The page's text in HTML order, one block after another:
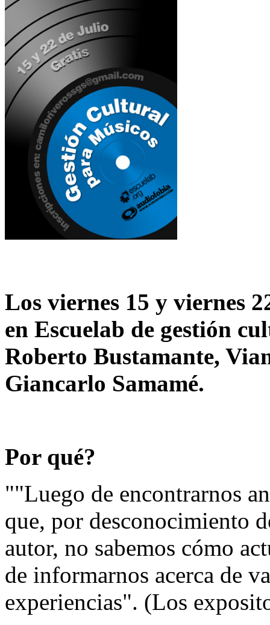
Los viernes 15 y viernes
en Escuelab de gestión
Roberto Bustamante,
Giancarlo Samamé.
Por qué?
""Luego de encontrarnos
que, por desconocimiento
autor, no sabemos cómo
de informarnos acerca de
experiencias". (Los